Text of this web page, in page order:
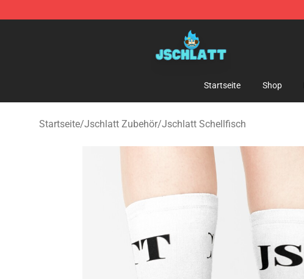
Jschlatt Store - Official Jschlatt Merchandise Shop
Startseite Shop
Startseite/Jschlatt Zubehör/Jschlatt Schellfisch